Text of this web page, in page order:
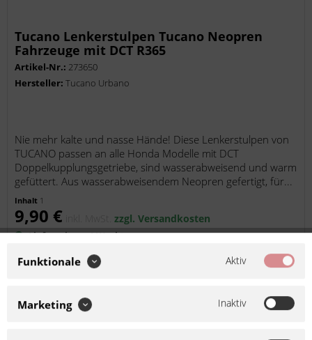
Tucano Lenkerstulpen Tucano Neopren
Fahrzeuge mit DCT R365
Artikel-Nr.: 273650
Hersteller:Tucano Urbano
Nie mehr kalte und nasse Hände! Diese Lenkerstulpen von
TUCANO passen an alle Honda Modelle mit DCT
Doppelkupplungsgetriebe, sind wasserabweisend und warm
gefüttert. Aus wasserabweisendem Neopren gefertigt, für...
Inhalt 1
9,90 € inkl. MwSt.zzgl. Versandkosten
Lieferzeit ca. 1 Werktag
Auf die Merkliste
Funktionale Aktiv
Marketing Inaktiv